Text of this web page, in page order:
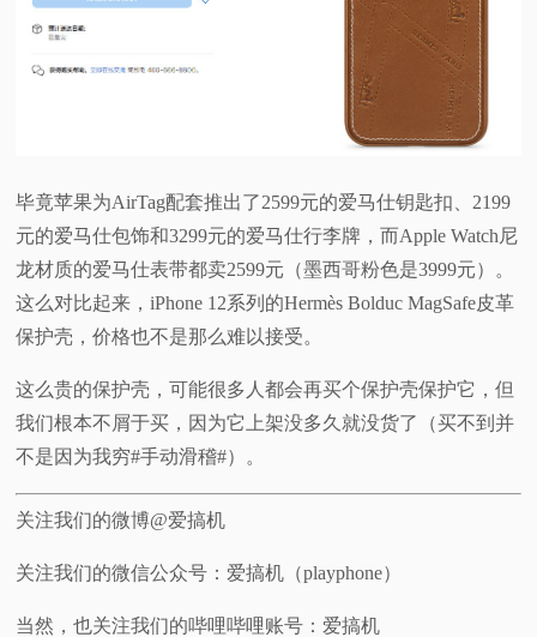
毕竟苹果为AirTag配套推出了2599元的爱马仕钥匙扣、2199
元的爱马仕包饰和3299元的爱马仕行李牌，而Apple Watch尼
龙材质的爱马仕表带都卖2599元（墨西哥粉色是3999元）。
这么对比起来，iPhone 12系列的Hermès Bolduc MagSafe皮革
保护壳，价格也不是那么难以接受。
这么贵的保护壳，可能很多人都会再买个保护壳保护它，但
我们根本不屑于买，因为它上架没多久就没货了（买不到并
不是因为我穷#手动滑稽#）。
关注我们的微博@爱搞机
关注我们的微信公众号：爱搞机（playphone）
当然，也关注我们的哔哩哔哩账号：爱搞机